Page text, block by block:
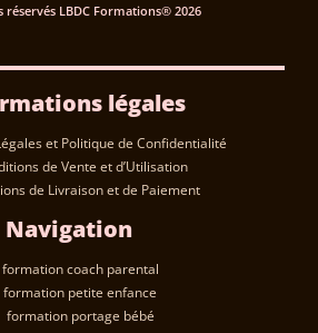
réservés LBDC Formations® 2026
légales
et Politique de Confidentialité
de Vente et d’Utilisation
de Livraison et de Paiement
Navigation
formation coach parental
formation petite enfance
formation portage bébé